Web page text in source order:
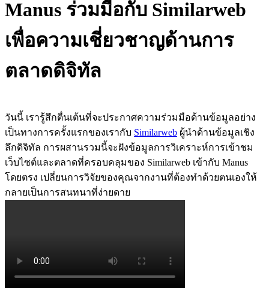
Manus ร่วมมือกับ Similarweb
เพื่อความเชี่ยวชาญด้านการ
ตลาดดิจิทัล
วันนี้ เรารู้สึกตื่นเต้นที่จะประกาศความร่วมมือด้านข้อมูลอย่าง
เป็นทางการครั้งแรกของเรากับ Similarweb ผู้นำด้านข้อมูลเชิง
ลึกดิจิทัล การผสานรวมนี้จะฝังข้อมูลการวิเคราะห์การเข้าชม
เว็บไซต์และตลาดที่ครอบคลุมของ Similarweb เข้ากับ Manus
โดยตรง เปลี่ยนการวิจัยของคุณจากงานที่ต้องทำด้วยตนเองให้
กลายเป็นการสนทนาที่ง่ายดาย